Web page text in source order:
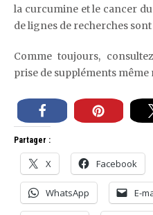
la curcumine et le cancer
de lignes de recherches
Comme toujours,
prise de suppléments même
Partager :
X Facebook
WhatsApp E-